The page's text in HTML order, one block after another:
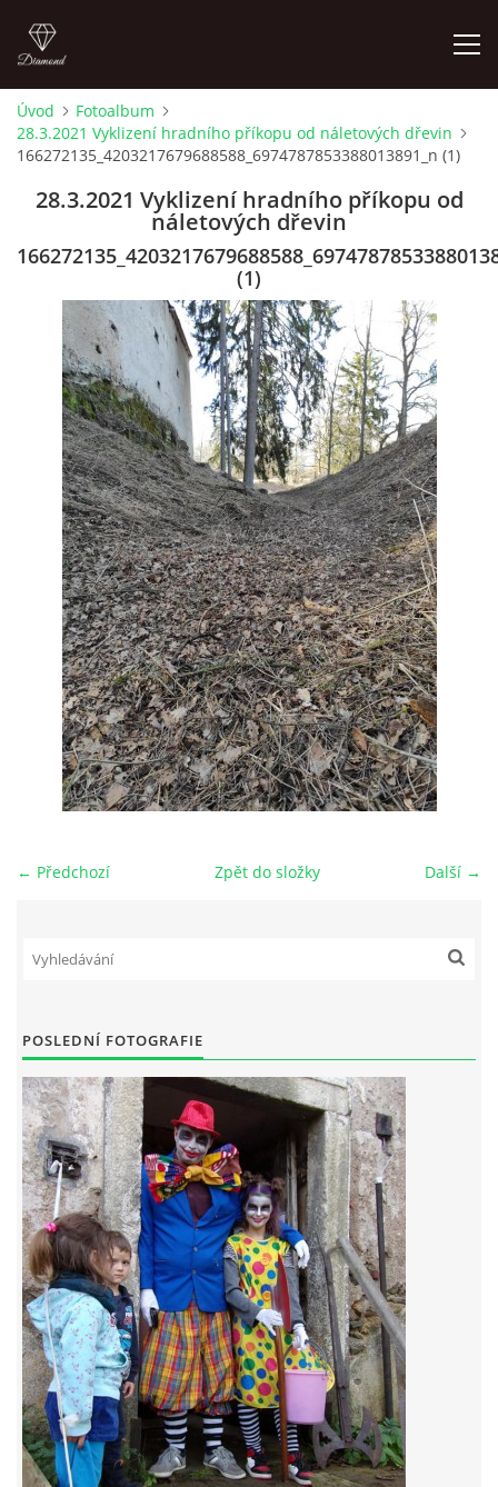
LETNÍ KINO NA HRADĚ 2022
ÚVOD
KONTAKT
FOTOALBUM
© 2026 eStránky.cz |RSS
Úvod
Fotoalbum
28.3.2021 Vyklizení hradního příkopu od náletových dřevin
166272135_4203217679688588_6974787853388013891_n (1)
28.3.2021 Vyklizení hradního příkopu od
náletových dřevin
(1)
← Předchozí Další →
Zpět do složky
POSLEDNÍ FOTOGRAFIE